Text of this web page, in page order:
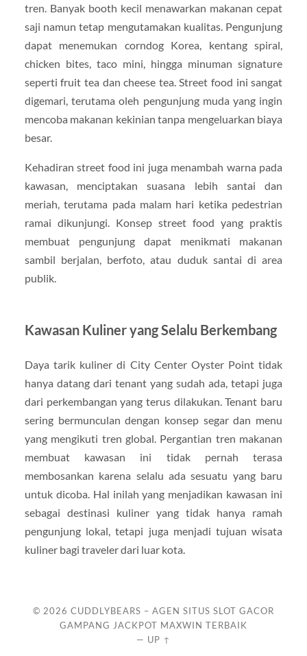
tren. Banyak booth kecil menawarkan makanan cepat
saji namun tetap mengutamakan kualitas. Pengunjung
dapat menemukan corndog Korea, kentang spiral,
chicken bites, taco mini, hingga minuman signature
seperti fruit tea dan cheese tea. Street food ini sangat
digemari, terutama oleh pengunjung muda yang ingin
mencoba makanan kekinian tanpa mengeluarkan biaya
besar.
Kehadiran street food ini juga menambah warna pada
kawasan, menciptakan suasana lebih santai dan
meriah, terutama pada malam hari ketika pedestrian
ramai dikunjungi. Konsep street food yang praktis
membuat pengunjung dapat menikmati makanan
sambil berjalan, berfoto, atau duduk santai di area
publik.
Kawasan Kuliner yang Selalu Berkembang
Daya tarik kuliner di City Center Oyster Point tidak
hanya datang dari tenant yang sudah ada, tetapi juga
dari perkembangan yang terus dilakukan. Tenant baru
sering bermunculan dengan konsep segar dan menu
yang mengikuti tren global. Pergantian tren makanan
membuat kawasan ini tidak pernah terasa
membosankan karena selalu ada sesuatu yang baru
untuk dicoba. Hal inilah yang menjadikan kawasan ini
sebagai destinasi kuliner yang tidak hanya ramah
pengunjung lokal, tetapi juga menjadi tujuan wisata
kuliner bagi traveler dari luar kota.
© 2026 CUDDLYBEARS – AGEN SITUS SLOT GACOR
GAMPANG JACKPOT MAXWIN TERBAIK
— UP ↑